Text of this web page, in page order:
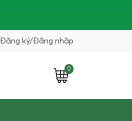
Đăng ký/Đăng nhập
0